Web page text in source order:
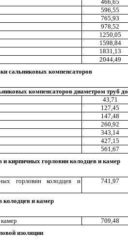
466,65
596,55
765,93
978,52
1250,05
1598,84
1831,13
2044,49
сальниковых компенсаторов
компенсаторов диаметром труб до
43,71
127,45
147,48
260,92
343,14
427,15
561,67
кирпичных горловин колодцев и камер
горловин колодцев и
741,97
и камер
709,48
изоляции